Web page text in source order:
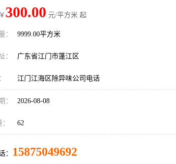
300.00 元/平方米 起
： 9999.00平方米
： 广东省江门市蓬江区
江门江海区除异味公司电话
： 2026-08-08
62
： 15875049692